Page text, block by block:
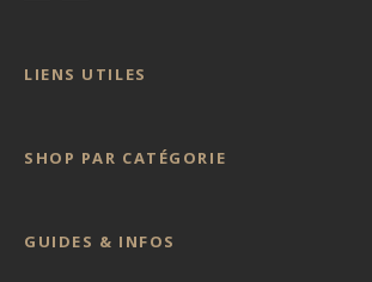
LIENS UTILES
SHOP PAR CATÉGORIE
GUIDES & INFOS